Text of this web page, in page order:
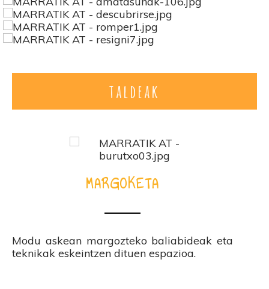
taldeak
MARGOKETA
Modu askean margozteko baliabideak eta
teknikak eskeintzen dituen espazioa.